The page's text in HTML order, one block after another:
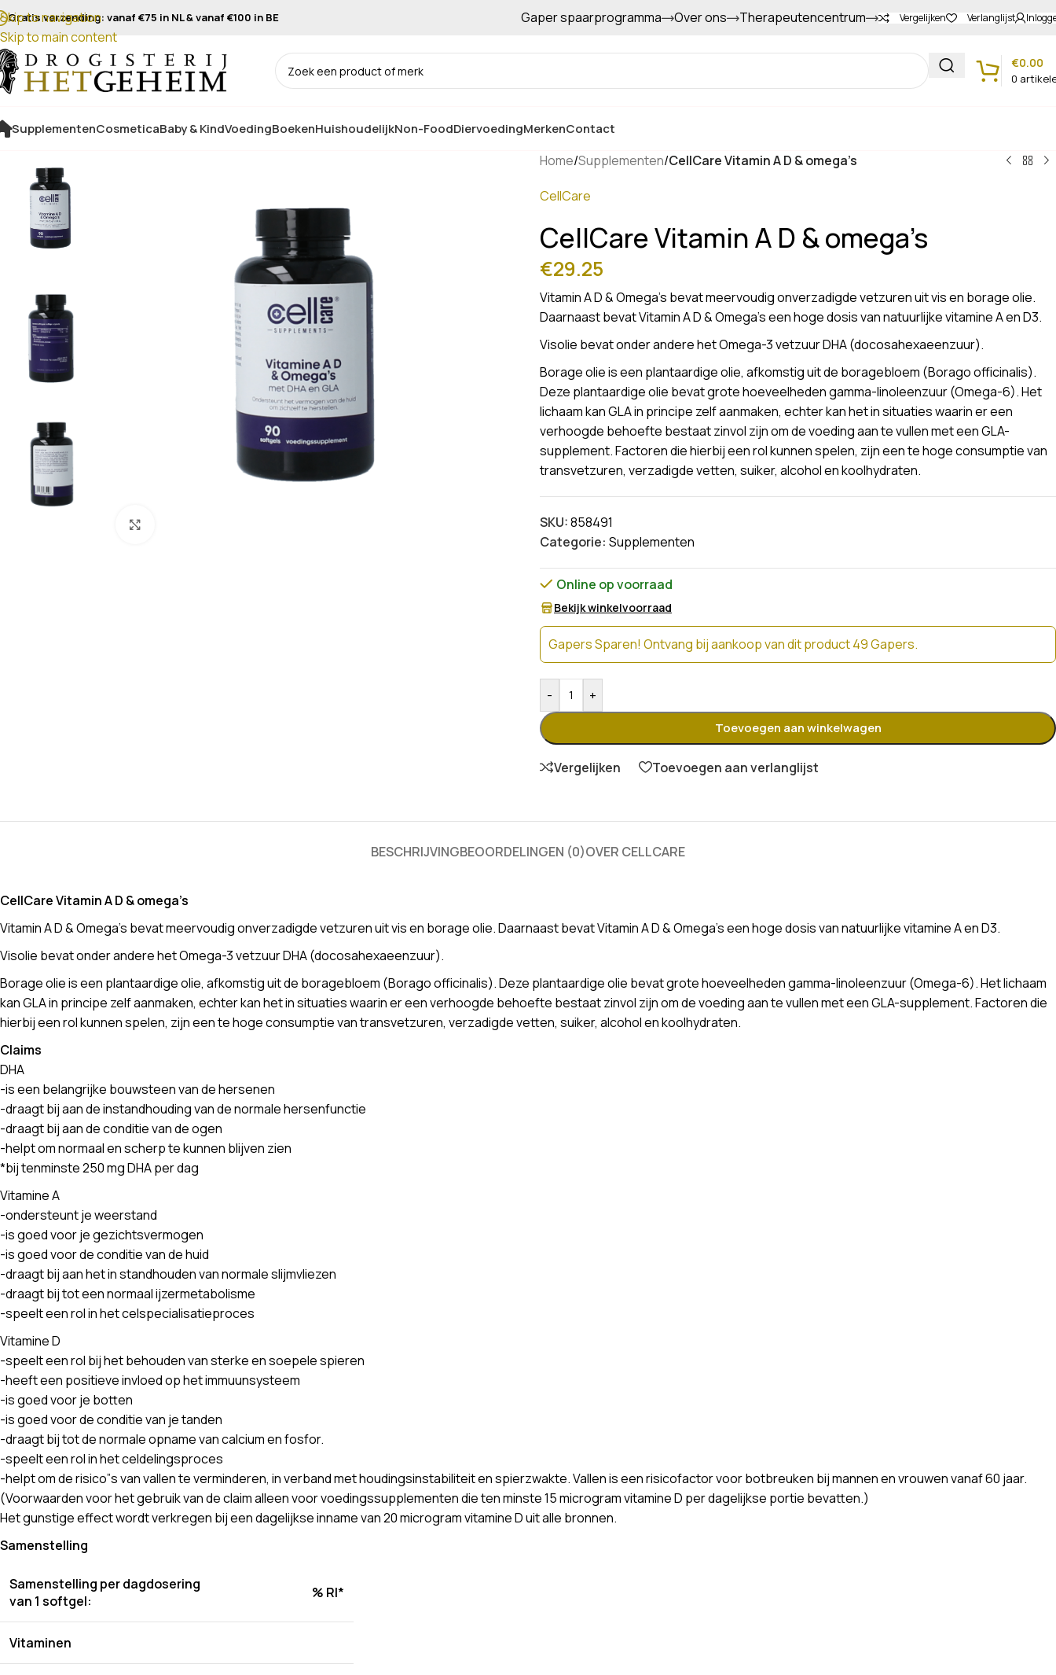
Skip to navigation
Skip to main content
Gratis verzending: vanaf €75 in NL & vanaf €100 in BE Gratis afhalen in de winkel Gapers sparen voor extra korting
Gaper spaarprogramma Over ons Therapeutencentrum Vergelijken Verlanglijst
0
€0.00
SupplementenCosmeticaBaby & KindVoedingBoekenHuishoudelijkNon-FoodDiervoedingMerkenContact
Home/Supplementen/CellCare Vitamin A D & omega’s
CellCare
CellCare Vitamin A D & omega’s
€29.25
Vitamin A D & Omega’s bevat meervoudig onverzadigde vetzuren uit vis en borage olie.
Daarnaast bevat Vitamin A D & Omega’s een hoge dosis van natuurlijke vitamine A en D3.
Visolie bevat onder andere het Omega-3 vetzuur DHA (docosahexaeenzuur).
Borage olie is een plantaardige olie, afkomstig uit de boragebloem (Borago officinalis).
Deze plantaardige olie bevat grote hoeveelheden gamma-linoleenzuur (Omega-6). Het
lichaam kan GLA in principe zelf aanmaken, echter kan het in situaties waarin er een
verhoogde behoefte bestaat zinvol zijn om de voeding aan te vullen met een GLA-
supplement. Factoren die hierbij een rol kunnen spelen, zijn een te hoge consumptie van
transvetzuren, verzadigde vetten, suiker, alcohol en koolhydraten.
SKU:858491
Categorie: Supplementen
Online op voorraad
Bekijk winkelvoorraad
Gapers Sparen! Ontvang bij aankoop van dit product 49 Gapers.
- +
Toevoegen aan winkelwagen
Vergelijken Toevoegen aan verlanglijst
BESCHRIJVINGBEOORDELINGEN (0)OVER CELLCARE
CellCare Vitamin A D & omega’s
Vitamin A D & Omega’s bevat meervoudig onverzadigde vetzuren uit vis en borage olie. Daarnaast bevat Vitamin A D & Omega’s een hoge dosis van natuurlijke vitamine A en D3.
Visolie bevat onder andere het Omega-3 vetzuur DHA (docosahexaeenzuur).
Borage olie is een plantaardige olie, afkomstig uit de boragebloem (Borago officinalis). Deze plantaardige olie bevat grote hoeveelheden gamma-linoleenzuur (Omega-6). Het lichaam
kan GLA in principe zelf aanmaken, echter kan het in situaties waarin er een verhoogde behoefte bestaat zinvol zijn om de voeding aan te vullen met een GLA-supplement. Factoren die
hierbij een rol kunnen spelen, zijn een te hoge consumptie van transvetzuren, verzadigde vetten, suiker, alcohol en koolhydraten.
Claims
DHA
-is een belangrijke bouwsteen van de hersenen
-draagt bij aan de instandhouding van de normale hersenfunctie
-draagt bij aan de conditie van de ogen
-helpt om normaal en scherp te kunnen blijven zien
*bij tenminste 250 mg DHA per dag
Vitamine A
-ondersteunt je weerstand
-is goed voor je gezichtsvermogen
-is goed voor de conditie van de huid
-draagt bij aan het in standhouden van normale slijmvliezen
-draagt bij tot een normaal ijzermetabolisme
-speelt een rol in het celspecialisatieproces
Vitamine D
-speelt een rol bij het behouden van sterke en soepele spieren
-heeft een positieve invloed op het immuunsysteem
-is goed voor je botten
-is goed voor de conditie van je tanden
-draagt bij tot de normale opname van calcium en fosfor.
-speelt een rol in het celdelingsproces
-helpt om de risico”s van vallen te verminderen, in verband met houdingsinstabiliteit en spierzwakte. Vallen is een risicofactor voor botbreuken bij mannen en vrouwen vanaf 60 jaar.
(Voorwaarden voor het gebruik van de claim alleen voor voedingssupplementen die ten minste 15 microgram vitamine D per dagelijkse portie bevatten.)
Het gunstige effect wordt verkregen bij een dagelijkse inname van 20 microgram vitamine D uit alle bronnen.
Samenstelling
Samenstelling per dagdosering
van 1 softgel:
% RI*
Vitaminen